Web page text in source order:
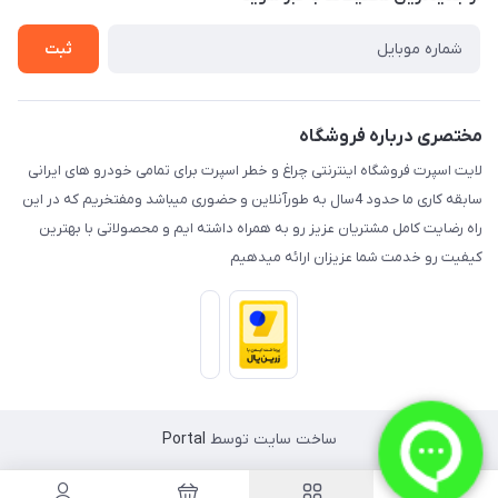
ثبت
مختصری درباره فروشگاه
لایت اسپرت فروشگاه اینترنتی چراغ و خطر اسپرت برای تمامی خودرو های ایرانی
سابقه کاری ما حدود 4سال به طورآنلاین و حضوری میباشد ومفتخریم که در این
راه رضایت کامل مشتریان عزیز رو به همراه داشته ایم و محصولاتی با بهترین
کیفیت رو خدمت شما عزیزان ارائه میدهیم
ساخت سایت توسط Portal